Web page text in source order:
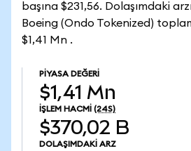
başına $231,56. Dolaşımdaki
Boeing (Ondo Tokenized)
$1,41 Mn .
PIYASA DEĞERI
$1,41 Mn
İŞLEM HACMI (24S)
$370,02 B
DOLAŞIMDAKI ARZ